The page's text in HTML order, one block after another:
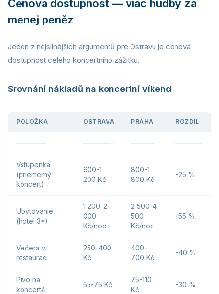
Cenová dostupnost — viac hudby za
menej peněz
Jeden z nejsilnějších argumentů pre Ostravu je cenová
dostupnost celého koncertního zážitku.
Srovnání nákladů na koncertní víkend
POLOŽKA OSTRAVA PRAHA ROZDÍL
————- ————- ———- ————
Vstupenka
(priemerný
koncert)
600-1
200 Kč
800-1
800 Kč
-25 %
Ubytovanie
(hotel 3*)
1 200-2
000
Kč/noc
2 500-4
500
Kč/noc
-55 %
Večera v
restauraci
250-400
Kč
400-
700 Kč
-40 %
Pivo na
koncertě
55-75 Kč
75-110
Kč
-30 %